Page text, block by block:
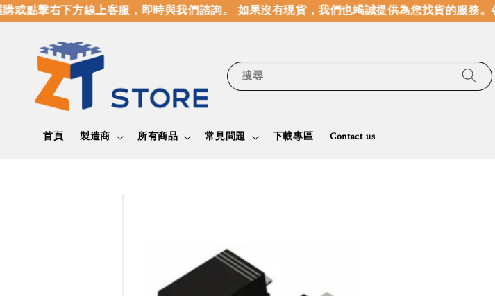
點擊右下方線上客服，即時與我們諮詢。 如果沒有現貨，我們也竭誠提供為您找貨的服務。各
搜尋
首頁 製造商 所有商品 常見問題 下載專區 Contact us